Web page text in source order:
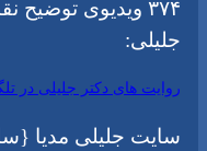
۳۷۴ ویدیوی
جلیلی:
روایت های دکتر جلیلی در
سایت جلیلی مدیا